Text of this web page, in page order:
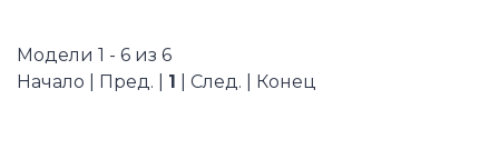
Модели 1 - 6 из 6
Начало | Пред. | 1 | След. | Конец